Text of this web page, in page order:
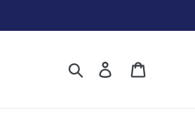
Søg Log ind